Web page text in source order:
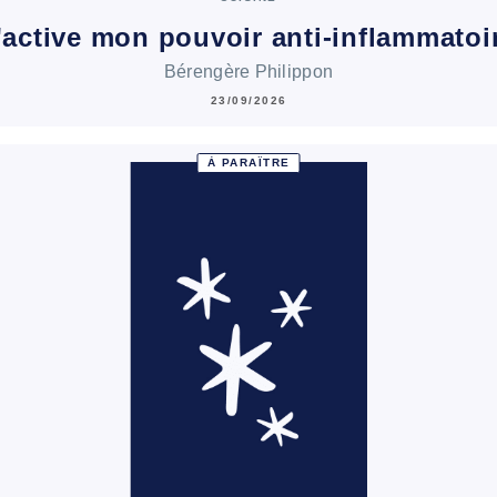
mon pouvoir anti-
Bérengère Philippon
23/09/2026
À PARAÎTRE